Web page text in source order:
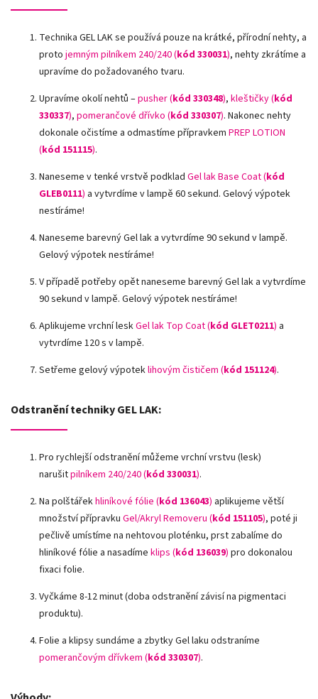
Technika GEL LAK se používá pouze na krátké, přírodní nehty, a
proto jemným pilníkem 240/240 (kód 330031), nehty zkrátíme a
upravíme do požadovaného tvaru.
Upravíme okolí nehtů –pusher (kód 330348), kleštičky (kód
330337), pomerančové dřívko (kód 330307). Nakonec nehty
dokonale očistíme a odmastíme přípravkem PREP LOTION
(kód 151115).
Naneseme v tenké vrstvě podklad Gel lak Base Coat (kód
GLEB0111) a vytvrdíme v lampě 60 sekund. Gelový výpotek
nestíráme!
Naneseme barevný Gel lak a vytvrdíme 90 sekund v lampě.
Gelový výpotek nestíráme!
V případě potřeby opět naneseme barevný Gel lak a vytvrdíme
90 sekund v lampě. Gelový výpotek nestíráme!
Aplikujeme vrchní leskGel lak Top Coat (kód GLET0211) a
vytvrdíme 120 s v lampě.
Setřeme gelový výpoteklihovým čističem (kód 151124).
Odstranění techniky GEL LAK:
Pro rychlejší odstranění můžeme vrchní vrstvu (lesk)
narušitpilníkem 240/240 (kód 330031).
Na polštářekhliníkové fólie (kód 136043) aplikujeme větší
množství přípravku Gel/Akryl Removeru (kód 151105), poté ji
pečlivě umístíme na nehtovou ploténku, prst zabalíme do
hliníkové fólie a nasadíme klips (kód 136039) pro dokonalou
fixaci folie.
Vyčkáme 8-12 minut (doba odstranění závisí na pigmentaci
produktu).
Folie a klipsy sundáme a zbytky Gel laku odstraníme
pomerančovým dřívkem (kód 330307).